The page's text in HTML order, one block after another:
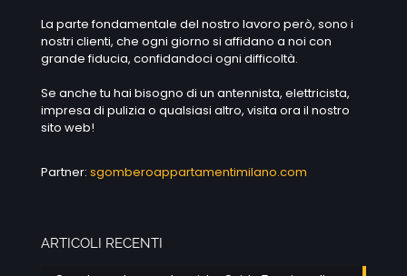
La parte fondamentale del nostro lavoro però, sono i
nostri clienti, che ogni giorno si affidano a noi con
grande fiducia, confidandoci ogni difficoltà.
Se anche tu hai bisogno di un antennista, elettricista,
impresa di pulizia o qualsiasi altro, visita ora il nostro
sito web!
Partner: sgomberoappartamentimilano.com
ARTICOLI RECENTI